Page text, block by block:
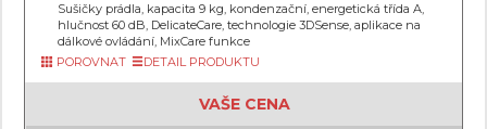
Sušičky prádla, kapacita 9 kg, kondenzační, energetická třída A,
hlučnost 60 dB, DelicateCare, technologie 3DSense, aplikace na
dálkové ovládání, MixCare funkce
POROVNAT
DETAIL PRODUKTU
VAŠE CENA